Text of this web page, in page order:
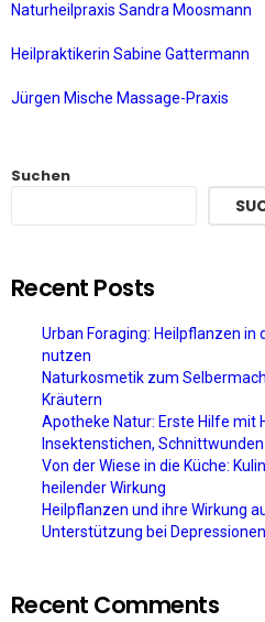
Naturheilpraxis Sandra Moosmann
Heilpraktikerin Sabine Gattermann
Jürgen Mische Massage-Praxis
Suchen
Recent Posts
Urban Foraging: Heilpflanzen in
nutzen
Naturkosmetik zum
Kräutern
Apotheke Natur: Erste Hilfe mit
Insektenstichen, Schnittwunden
Von der Wiese in die Küche:
heilender Wirkung
Heilpflanzen und ihre Wirkung
Unterstützung bei Depressionen
Recent Comments